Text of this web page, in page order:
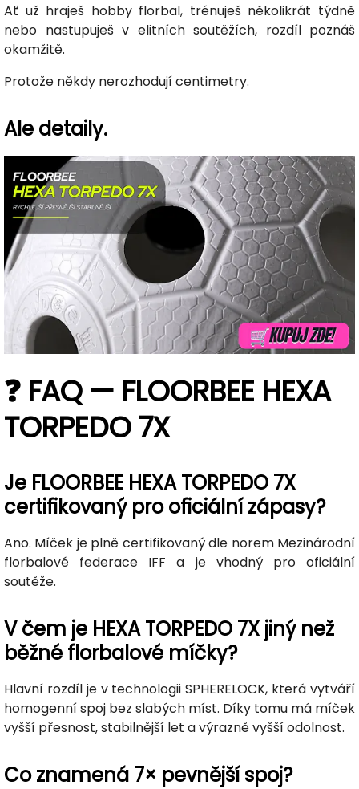
Ať už hraješ hobby florbal, trénuješ několikrát týdně
nebo nastupuješ v elitních soutěžích, rozdíl poznáš
okamžitě.
Protože někdy nerozhodují centimetry.
Ale detaily.
❓ FAQ — FLOORBEE HEXA
TORPEDO 7X
Je FLOORBEE HEXA TORPEDO 7X
certifikovaný pro oficiální zápasy?
Ano. Míček je plně certifikovaný dle norem Mezinárodní
florbalové federace IFF a je vhodný pro oficiální
soutěže.
V čem je HEXA TORPEDO 7X jiný než
běžné florbalové míčky?
Hlavní rozdíl je v technologii SPHERELOCK, která vytváří
homogenní spoj bez slabých míst. Díky tomu má míček
vyšší přesnost, stabilnější let a výrazně vyšší odolnost.
Co znamená 7× pevnější spoj?